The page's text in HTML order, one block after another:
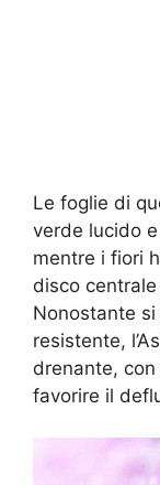
Le foglie di
verde lucido
mentre i fiori
disco
Nonostante
resistente,
drenante,
favorire il